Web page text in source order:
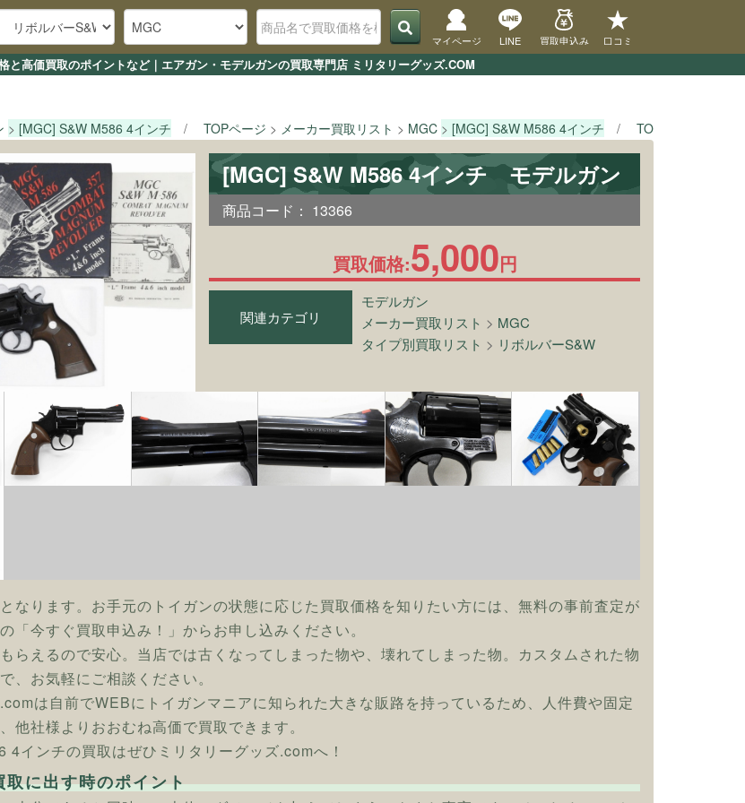
と高価買取のポイントなど｜エアガン・モデルガンの買取専門店 ミリタリーグッズ.COM
マイページ LINE 買取申込み 口コミ
[MGC] S&W M586 4インチ TOPページ メーカー買取リスト MGC [MGC] S&W M586 4インチ TOPページ
[MGC] S&W M586 4インチ モデルガン
商品コード： 13366
買取価格:5,000円
関連カテゴリ
モデルガン
メーカー買取リスト > MGC
タイプ別買取リスト > リボルバーS&W
なります。お手元のトイガンの状態に応じた買取価格を知りたい方には、無料の事前査定が
「今すぐ買取申込み！」からお申し込みください。
らえるので安心。当店では古くなってしまった物や、壊れてしまった物。カスタムされた物
、お気軽にご相談ください。
は自前でWEBにトイガンマニアに知られた大きな販路を持っているため、人件費や固定
他社様よりおおむね高価で買取できます。
4インチの買取はぜひミリタリーグッズ.comへ！
取に出す時のポイント